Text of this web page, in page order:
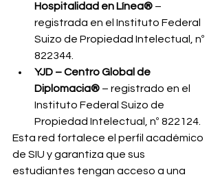
Hospitalidad en Línea® –
registrada en el Instituto Federal
Suizo de Propiedad Intelectual, nº
822344.
YJD – Centro Global de
Diplomacia® – registrado en el
Instituto Federal Suizo de
Propiedad Intelectual, nº 822124.
Esta red fortalece el perfil académico
de SIU y garantiza que sus
estudiantes tengan acceso a una